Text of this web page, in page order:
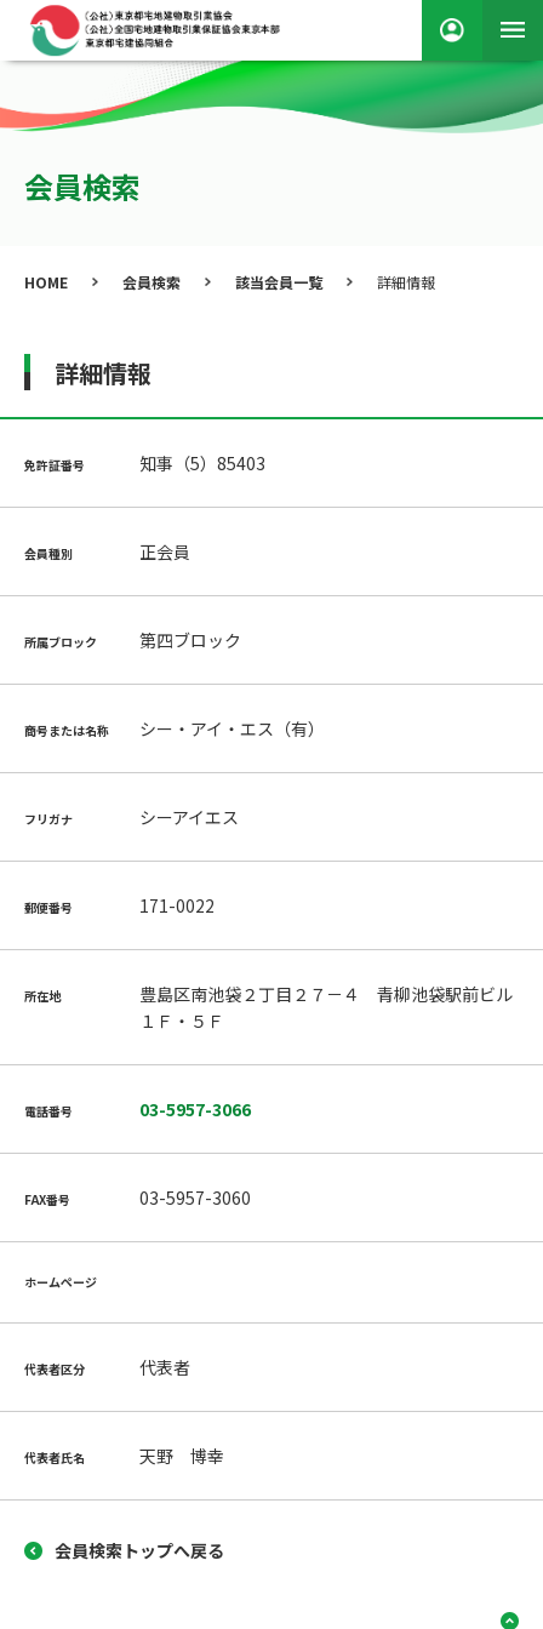
会員検索
HOME 会員検索 該当会員一覧 詳細情報
詳細情報
免許証番号 知事（5）85403
会員種別 正会員
所属ブロック 第四ブロック
商号または名称 シー・アイ・エス（有）
フリガナ シーアイエス
郵便番号 171-0022
所在地
豊島区南池袋２丁目２７－４ 青柳池袋駅前ビル
１Ｆ・５Ｆ
電話番号 03-5957-3066
FAX番号 03-5957-3060
ホームページ
代表者区分 代表者
代表者氏名 天野 博幸
会員検索トップへ戻る